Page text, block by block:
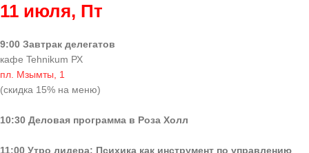
11 июля, Пт
9:00 Завтрак делегатов
кафе Tehnikum РХ
пл. Мзымты, 1
(скидка 15% на меню)
10:30 Деловая программа в Роза Холл
11:00 Утро лидера: Психика как инструмент по управлению